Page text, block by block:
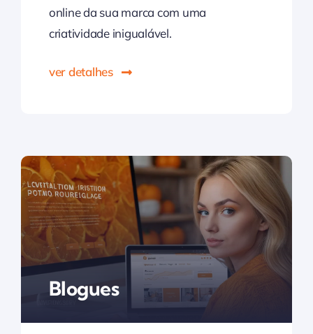
online da sua marca com uma
criatividade inigualável.
ver detalhes
Blogues